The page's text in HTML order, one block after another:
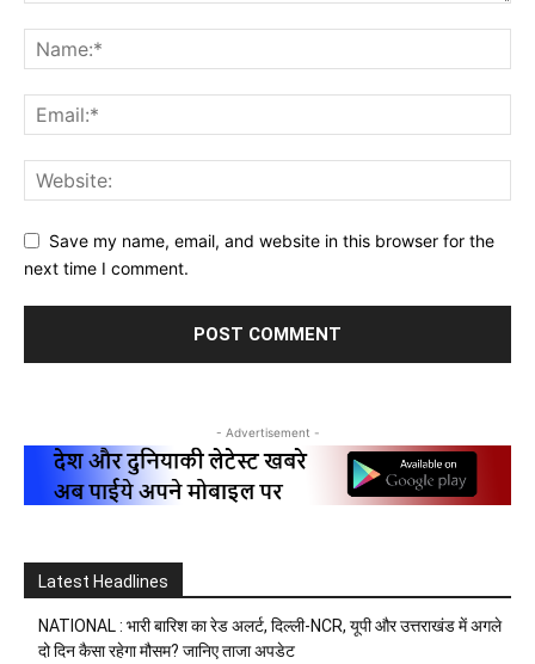
Save my name, email, and website in this browser for the
next time I comment.
- Advertisement -
Latest Headlines
NATIONAL : भारी बारिश का रेड अलर्ट, दिल्ली-NCR, यूपी और उत्तराखंड में अगले
दो दिन कैसा रहेगा मौसम? जानिए ताजा अपडेट